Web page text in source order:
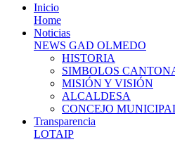
Inicio
Home
Noticias
NEWS GAD OLMEDO
HISTORIA
SIMBOLOS
MISIÓN Y VISIÓN
ALCALDESA
CONCEJO
Transparencia
LOTAIP